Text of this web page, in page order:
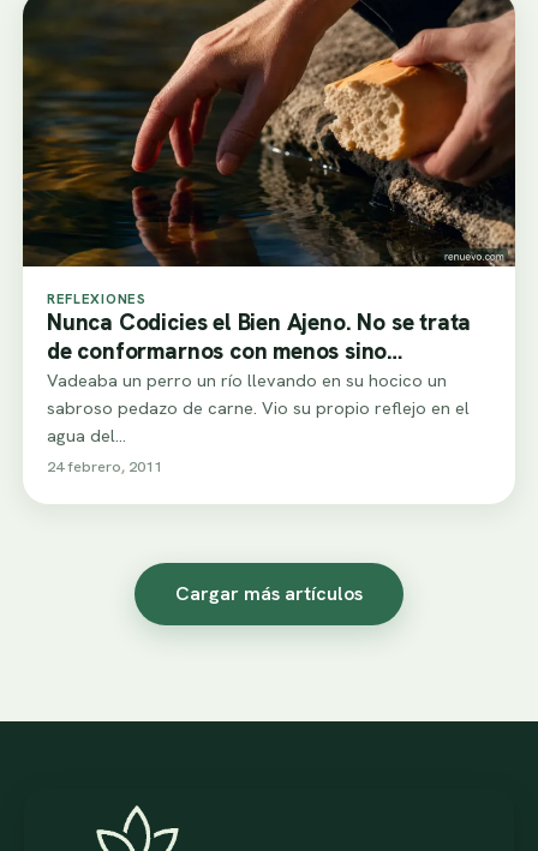
REFLEXIONES
Nunca Codicies el Bien Ajeno. No se trata
de conformarnos con menos sino…
Vadeaba un perro un río llevando en su hocico un
sabroso pedazo de carne. Vio su propio reflejo en el
agua del…
24 febrero, 2011
Cargar más artículos